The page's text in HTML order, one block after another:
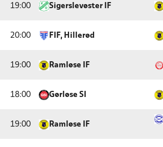
19:00 Sigerslevøster IF
20:00 FIF, Hillerød
19:00 Ramløse IF
18:00 Gørløse SI
19:00 Ramløse IF